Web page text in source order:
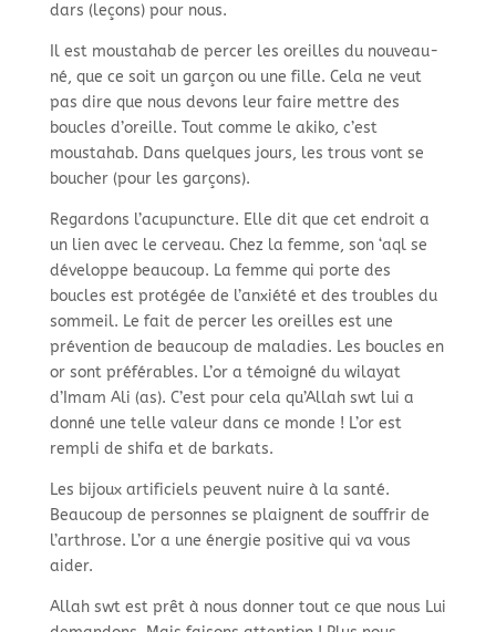
dars (leçons) pour nous.
Il est moustahab de percer les oreilles du nouveau-
né, que ce soit un garçon ou une fille. Cela ne veut
pas dire que nous devons leur faire mettre des
boucles d’oreille. Tout comme le akiko, c’est
moustahab. Dans quelques jours, les trous vont se
boucher (pour les garçons).
Regardons l’acupuncture. Elle dit que cet endroit a
un lien avec le cerveau. Chez la femme, son ‘aql se
développe beaucoup. La femme qui porte des
boucles est protégée de l’anxiété et des troubles du
sommeil. Le fait de percer les oreilles est une
prévention de beaucoup de maladies. Les boucles en
or sont préférables. L’or a témoigné du wilayat
d’Imam Ali (as). C’est pour cela qu’Allah swt lui a
donné une telle valeur dans ce monde ! L’or est
rempli de shifa et de barkats.
Les bijoux artificiels peuvent nuire à la santé.
Beaucoup de personnes se plaignent de souffrir de
l’arthrose. L’or a une énergie positive qui va vous
aider.
Allah swt est prêt à nous donner tout ce que nous Lui